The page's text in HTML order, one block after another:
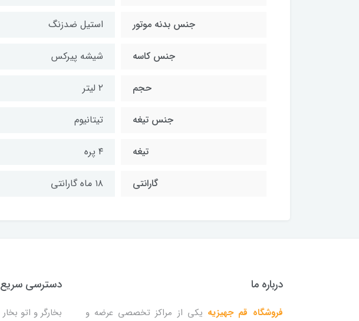
جنس بدنه موتور استیل ضدزنگ
جنس کاسه شیشه پیرکس
حجم ۲ لیتر
جنس تیغه تیتانیوم
تیغه ۴ پره
گارانتی ۱۸ ماه گارانتی
درباره ما
فروشگاه قم جهیزیه یکی از مراکز تخصصی عرضه و
دسترسی سریع
بخارگر و اتو بخار